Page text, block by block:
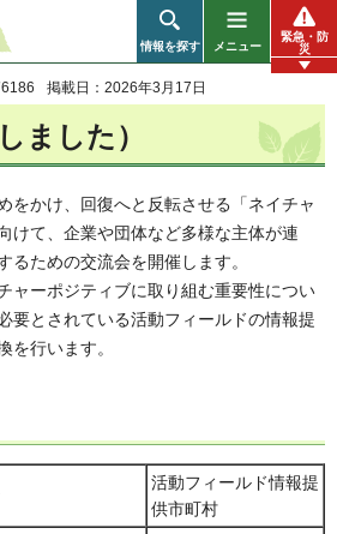
情報を探す メニュー
緊急・防
災
掲載日：2026年3月17日
ました）
をかけ、回復へと反転させる「ネイチャ
けて、企業や団体など多様な主体が連
るための交流会を開催します。
ャーポジティブに取り組む重要性につい
要とされている活動フィールドの情報提
を行います。
活動フィールド情報提
供市町村